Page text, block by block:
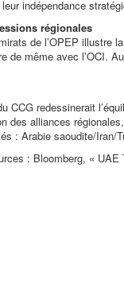
indépendance
régionales
de l’OPEP illustre
de même avec l’OCI.
CCG redessinerait
des alliances
: Arabie saoudite/Iran/
: Bloomberg, «